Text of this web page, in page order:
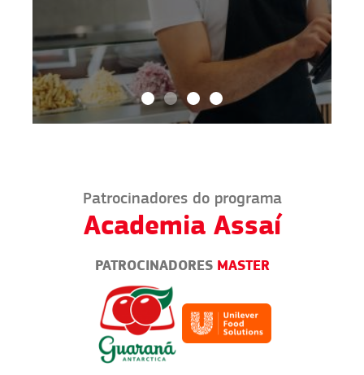
Patrocinadores do programa
Academia Assaí
PATROCINADORES MASTER